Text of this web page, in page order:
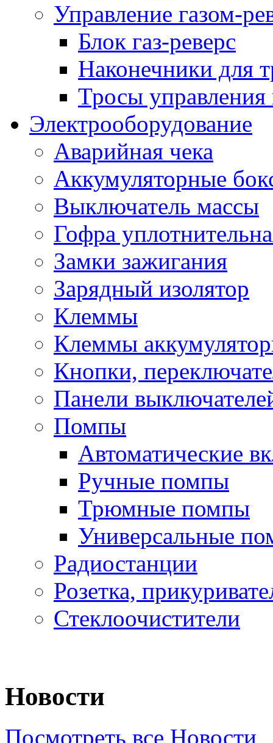
Управление газом-
Блок газ-реверс
Наконечники для
Тросы управления
Электрооборудование
Аварийная чека
Аккумуляторные
Выключатель массы
Гофра
Замки зажигания
Зарядный изолятор
Клеммы
Клеммы
Кнопки,
Панели
Помпы
Автоматические
Ручные помпы
Трюмные помпы
Универсальные
Радиостанции
Розетка,
Стеклоочистители
Новости
Посмотреть все Новости